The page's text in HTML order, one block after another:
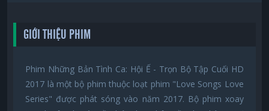
GIỚI THIỆU PHIM
Phim Những Bản Tình Ca: Hội Ế - Trọn Bộ Tập Cuối HD
2017 là một bộ phim thuộc loạt phim "Love Songs Love
Series" được phát sóng vào năm 2017. Bộ phim xoay